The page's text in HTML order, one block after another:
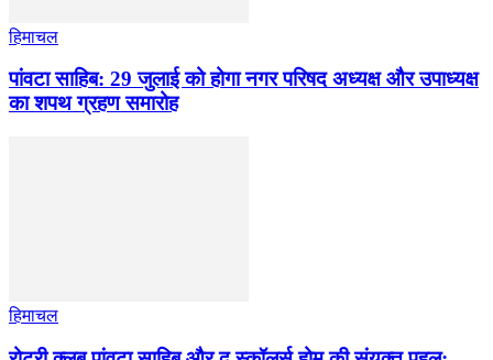
हिमाचल
पांवटा साहिब: 29 जुलाई को होगा नगर परिषद अध्यक्ष और उपाध्यक्ष
का शपथ ग्रहण समारोह
हिमाचल